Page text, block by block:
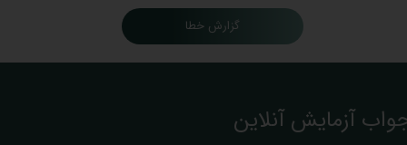
گزارش خطا
آزمایش آنلاین